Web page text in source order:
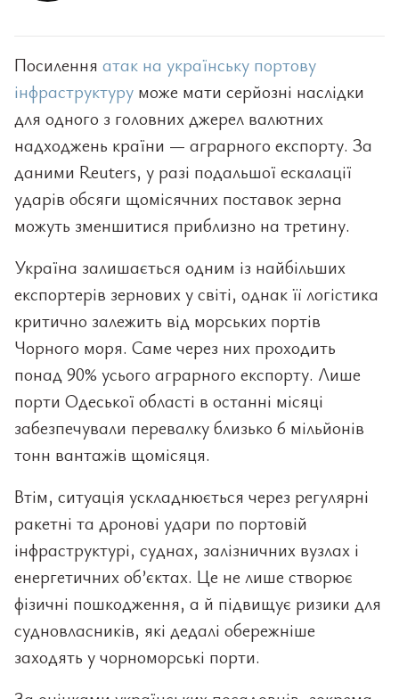
Посилення атак на українську портову
інфраструктуру може мати серйозні наслідки
для одного з головних джерел валютних
надходжень країни — аграрного експорту. За
даними Reuters, у разі подальшої ескалації
ударів обсяги щомісячних поставок зерна
можуть зменшитися приблизно на третину.
Україна залишається одним із найбільших
експортерів зернових у світі, однак її логістика
критично залежить від морських портів
Чорного моря. Саме через них проходить
понад 90% усього аграрного експорту. Лише
порти Одеської області в останні місяці
забезпечували перевалку близько 6 мільйонів
тонн вантажів щомісяця.
Втім, ситуація ускладнюється через регулярні
ракетні та дронові удари по портовій
інфраструктурі, суднах, залізничних вузлах і
енергетичних об’єктах. Це не лише створює
фізичні пошкодження, а й підвищує ризики для
судновласників, які дедалі обережніше
заходять у чорноморські порти.